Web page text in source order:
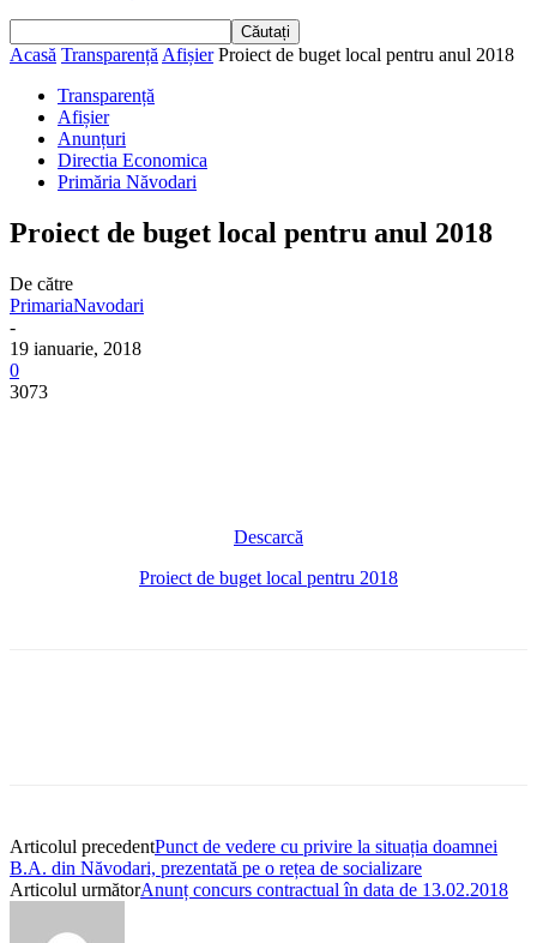
Acasă Transparență Afișier Proiect de buget local pentru anul 2018
Transparență
Afișier
Anunțuri
Directia Economica
Primăria Năvodari
Proiect de buget local pentru anul 2018
De către
PrimariaNavodari
-
19 ianuarie, 2018
0
3073
Descarcă
Proiect de buget local pentru 2018
Articolul precedentPunct de vedere cu privire la situația doamnei
B.A. din Năvodari, prezentată pe o rețea de socializare
Articolul următorAnunț concurs contractual în data de 13.02.2018